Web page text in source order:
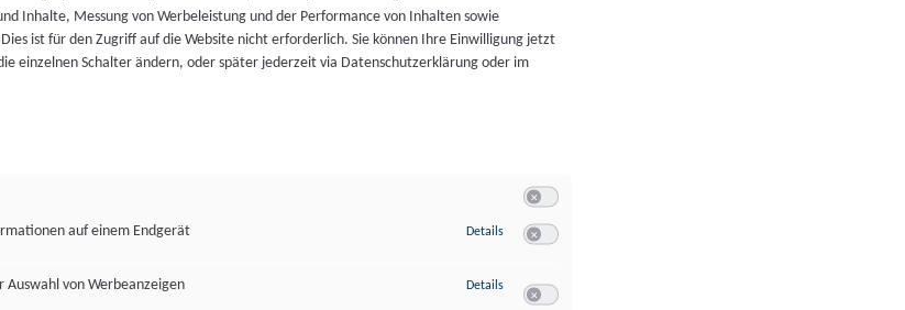
Inhalte, Messung von Werbeleistung und der Performance von Inhalten sowie
ist für den Zugriff auf die Website nicht erforderlich. Sie können Ihre Einwilligung jetzt
einzelnen Schalter ändern, oder später jederzeit via Datenschutzerklärung oder im
auf einem Endgerät
Details zu Speichern von oder Zugriff auf Informationen auf einem Endgerät
von Werbeanzeigen
Details zu Verwendung reduzierter Daten zur Auswahl von Werbeanzeigen